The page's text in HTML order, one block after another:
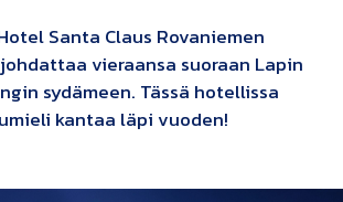
Santa Claus Rovaniemen
vieraansa suoraan Lapin
sydämeen. Tässä hotellissa
kantaa läpi vuoden!